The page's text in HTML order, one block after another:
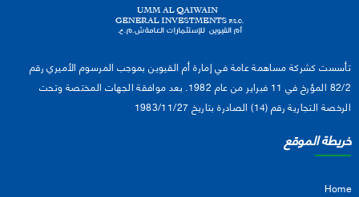
تأسست كشركة مساهمة عامة في إمارة أم القيوين بموجب المرسوم الأميري رقم
82/2 المؤرخ في 11 فبراير من عام 1982. بعد موافقة الجهات المختصة وتحت
الرخصة التجارية رقم (14) الصادرة بتاريخ 1983/11/27
خريطة الموقع
Home